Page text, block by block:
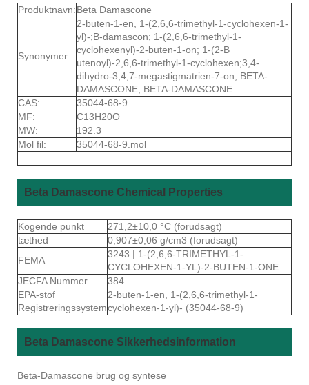
Produktnavn:Beta Damascone
Synonymer:
2-buten-1-en, 1-(2,6,6-trimethyl-1-cyclohexen-1-
yl)-;B-damascon; 1-(2,6,6-trimethyl-1-
cyclohexenyl)-2-buten-1-on; 1-(2-B
utenoyl)-2,6,6-trimethyl-1-cyclohexen;3,4-
dihydro-3,4,7-megastigmatrien-7-on; BETA-
DAMASCONE; BETA-DAMASCONE
CAS:
35044-68-9
MF:
C13H20O
MW:
192.3
Mol fil:
35044-68-9.mol
Beta Damascone Chemical Properties
Kogende punkt
271,2±10,0 °C (forudsagt)
tæthed
0,907±0,06 g/cm3 (forudsagt)
FEMA
3243 | 1-(2,6,6-TRIMETHYL-1-
CYCLOHEXEN-1-YL)-2-BUTEN-1-ONE
JECFA Nummer
384
EPA-stof
Registreringssystem
2-buten-1-en, 1-(2,6,6-trimethyl-1-
cyclohexen-1-yl)- (35044-68-9)
Beta Damascone Sikkerhedsinformation
Beta-Damascone brug og syntese